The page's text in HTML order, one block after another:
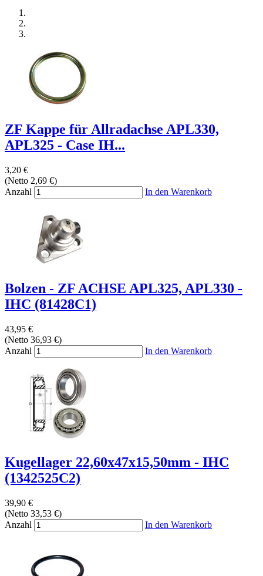
ZF Kappe für Allradachse APL330,
APL325 - Case IH...
3,20 €
(Netto 2,69 €)
Anzahl
In den Warenkorb
Bolzen - ZF ACHSE APL325, APL330 -
IHC (81428C1)
43,95 €
(Netto 36,93 €)
Anzahl
In den Warenkorb
Kugellager 22,60x47x15,50mm - IHC
(1342525C2)
39,90 €
(Netto 33,53 €)
Anzahl
In den Warenkorb